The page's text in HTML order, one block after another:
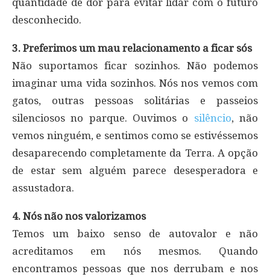
desconhecido.
3. Preferimos um mau relacionamento a ficar sós
Não suportamos ficar sozinhos. Não podemos
imaginar uma vida sozinhos. Nós nos vemos com
gatos, outras pessoas solitárias e passeios
silenciosos no parque. Ouvimos o silêncio, não
vemos ninguém, e sentimos como se estivéssemos
desaparecendo completamente da Terra. A opção
de estar sem alguém parece desesperadora e
assustadora.
4. Nós não nos valorizamos
Temos um baixo senso de autovalor e não
acreditamos em nós mesmos. Quando
encontramos pessoas que nos derrubam e nos